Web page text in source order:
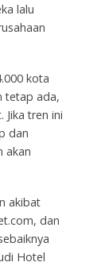
lalu
kota
tetap ada,
Jika tren ini
dan
akan
akibat
dan
Hotel